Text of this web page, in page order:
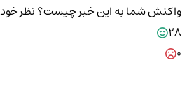
واکنش شما به این خبر چیست؟نظر خود
28